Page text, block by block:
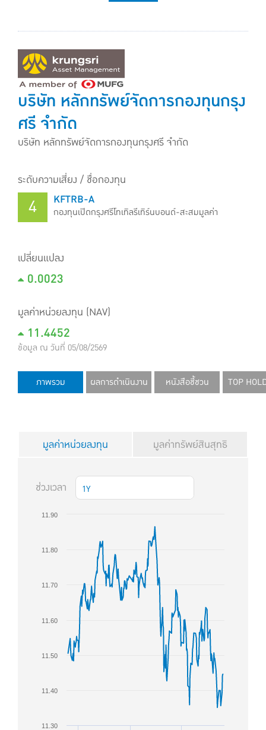
บริษัท หลักทรัพย์จัดการกองทุนกรุง
ศรี จำกัด
บริษัท หลักทรัพย์จัดการกองทุนกรุงศรี จำกัด
ระดับความเสี่ยง / ชื่อกองทุน
4 KFTRB-A
กองทุนเปิดกรุงศรีโทเทิลรีเทิร์นบอนด์-สะสมมูลค่า
เปลี่ยนแปลง
0.0023
มูลค่าหน่วยลงทุน (NAV)
11.4452
ข้อมูล ณ วันที่ 05/08/2569
ภาพรวม ผลการดำเนินงาน หนังสือชี้ชวน TOP
มูลค่าหน่วยลงทุน มูลค่าทรัพย์สินสุทธิ
ช่วงเวลา 1Y
11.30
11.40
11.50
11.60
11.70
11.80
11.90